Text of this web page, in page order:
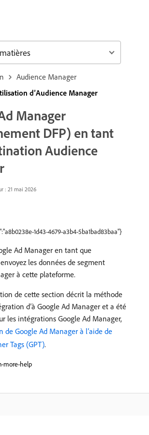
Audience Manager
d’Audience Manager
Manager
DFP) en tant
Audience
: 21 mai 2026
1d43-4679-a3b4-5ba1bad83baa"}
Ad Manager en tant que
les données de segment
à cette plateforme.
de cette section décrit la méthode
d’à Google Ad Manager et a été
les intégrations Google Ad Manager,
de Google Ad Manager à l’aide de
Tags (GPT).
more-help